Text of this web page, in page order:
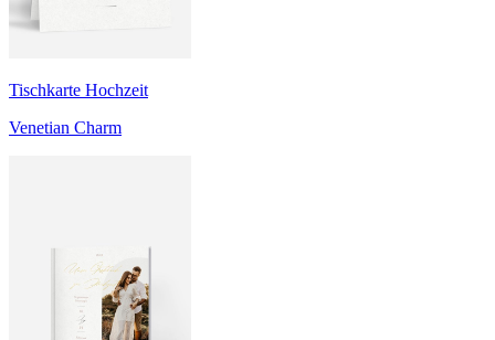
Tischkarte Hochzeit
Venetian Charm